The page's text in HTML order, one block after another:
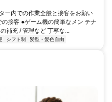
ー内での作業全般と接客をお願い
接客 ●ゲーム機の簡単なメン テナ
補充 / 管理など 丁寧な...
シフト制 髪型・髪色自由